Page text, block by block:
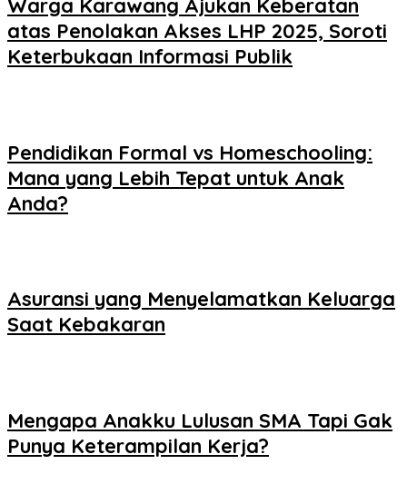
Warga Karawang Ajukan Keberatan
atas Penolakan Akses LHP 2025, Soroti
Keterbukaan Informasi Publik
Pendidikan Formal vs Homeschooling:
Mana yang Lebih Tepat untuk Anak
Anda?
Asuransi yang Menyelamatkan Keluarga
Saat Kebakaran
Mengapa Anakku Lulusan SMA Tapi Gak
Punya Keterampilan Kerja?